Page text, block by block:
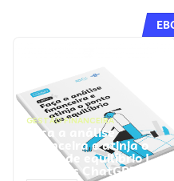
GESTÃO FINANCEIRA
Faça a análise
financeira e atinja o
ponto de equilíbrio |
Prompts ChatGPT